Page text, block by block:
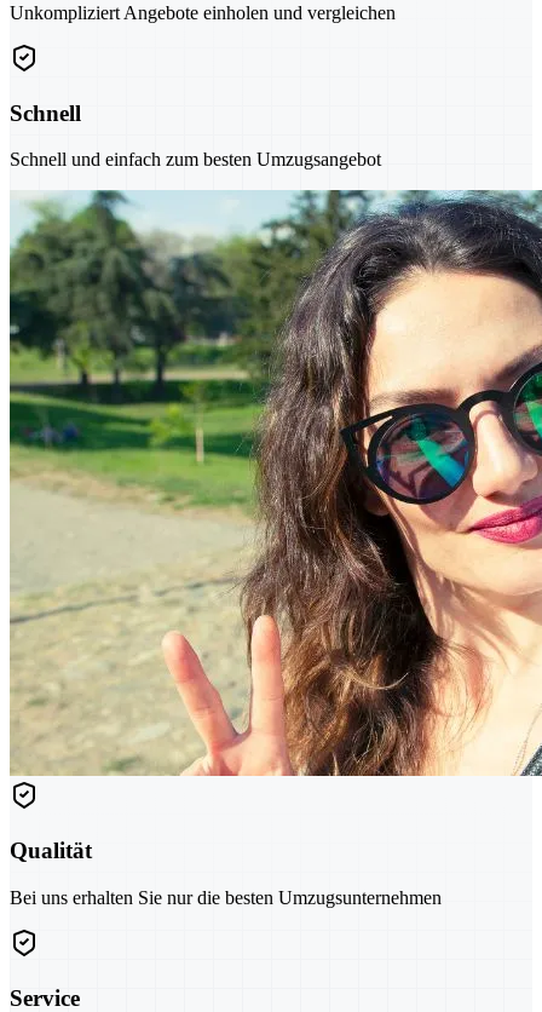
Unkompliziert Angebote einholen und vergleichen
Schnell
Schnell und einfach zum besten Umzugsangebot
Qualität
Bei uns erhalten Sie nur die besten Umzugsunternehmen
Service